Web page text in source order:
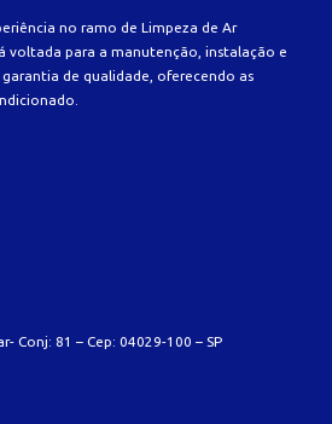
no ramo de Limpeza de Ar
voltada para a manutenção, instalação e
de qualidade, oferecendo as
Conj: 81 – Cep: 04029-100 – SP